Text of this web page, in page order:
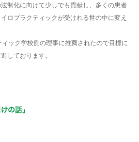
制化に向けて少しでも貢献し、多くの患者
ロプラクティックが受けれる世の中に変え
ック学校側の理事に推薦されたので目標に
しております。